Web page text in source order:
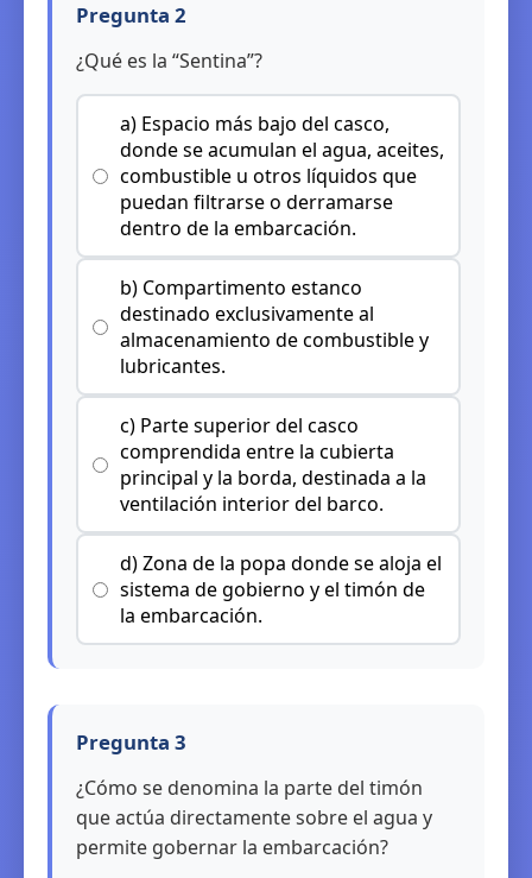
Pregunta 2
¿Qué es la “Sentina”?
a) Espacio más bajo del casco,
donde se acumulan el agua, aceites,
combustible u otros líquidos que
puedan filtrarse o derramarse
dentro de la embarcación.
b) Compartimento estanco
destinado exclusivamente al
almacenamiento de combustible y
lubricantes.
c) Parte superior del casco
comprendida entre la cubierta
principal y la borda, destinada a la
ventilación interior del barco.
d) Zona de la popa donde se aloja el
sistema de gobierno y el timón de
la embarcación.
Pregunta 3
¿Cómo se denomina la parte del timón
que actúa directamente sobre el agua y
permite gobernar la embarcación?